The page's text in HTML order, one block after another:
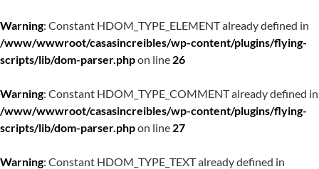
Warning: Constant HDOM_TYPE_ELEMENT already defined in
/www/wwwroot/casasincreibles/wp-content/plugins/flying-
scripts/lib/dom-parser.phpon line 26
Warning: Constant HDOM_TYPE_COMMENT already defined in
/www/wwwroot/casasincreibles/wp-content/plugins/flying-
scripts/lib/dom-parser.phpon line 27
Warning: Constant HDOM_TYPE_TEXT already defined in